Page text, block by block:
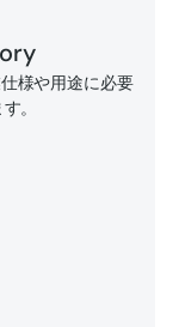
様や用途に必要
。